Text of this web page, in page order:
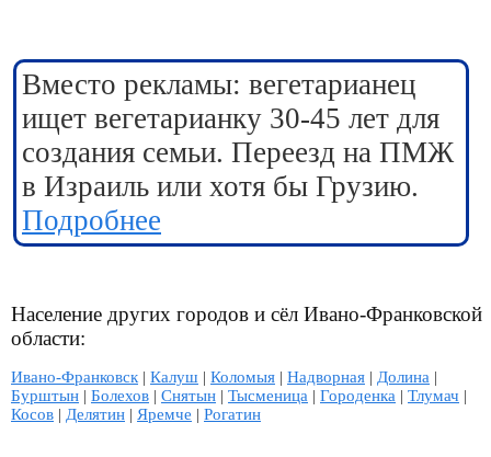
Вместо рекламы: вегетарианец
ищет вегетарианку 30-45 лет для
создания семьи. Переезд на ПМЖ
в Израиль или хотя бы Грузию.
Подробнее
Население других городов и сёл Ивано-Франковской
области:
Ивано-Франковск | Калуш | Коломыя | Надворная | Долина |
Бурштын | Болехов | Снятын | Тысменица | Городенка | Тлумач |
Косов | Делятин | Яремче | Рогатин